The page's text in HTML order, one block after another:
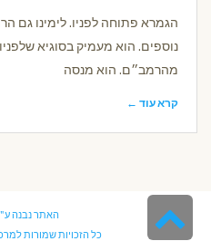
הגמרא פתוחה לפניו. לימינו גם
נוספים. הוא מעמיק בסוגיא
מהרמב״ם. הוא מנסה
קרא עוד ←
האתר נבנה
כל הזכויות שמורות